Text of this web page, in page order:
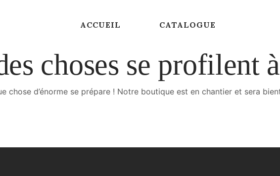
ACCUEIL CATALOGUE
choses se profilent
chose d’énorme se prépare ! Notre boutique est en chantier et sera